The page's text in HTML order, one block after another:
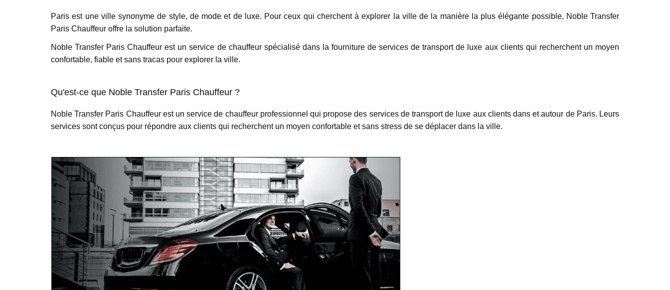
Paris est une ville synonyme de style, de mode et de luxe. Pour ceux qui cherchent à explorer la ville de la manière la plus élégante possible, Noble Transfer
Paris Chauffeur offre la solution parfaite.
Noble Transfer Paris Chauffeur est un service de chauffeur spécialisé dans la fourniture de services de transport de luxe aux clients qui recherchent un moyen
confortable, fiable et sans tracas pour explorer la ville.
Qu'est-ce que Noble Transfer Paris Chauffeur ?
Noble Transfer Paris Chauffeur est un service de chauffeur professionnel qui propose des services de transport de luxe aux clients dans et autour de Paris. Leurs
services sont conçus pour répondre aux clients qui recherchent un moyen confortable et sans stress de se déplacer dans la ville.